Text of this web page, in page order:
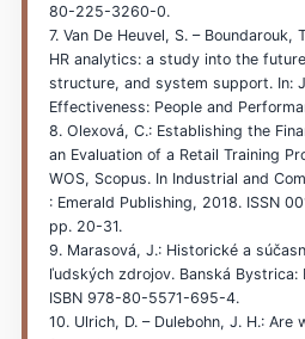
80-225-3260-0.
7. Van De Heuvel, S. –
HR analytics: a study into the
structure, and system support. In:
Effectiveness: People and
8. Olexová, C.: Establishing the
an Evaluation of a Retail Training
WOS, Scopus. In Industrial and
: Emerald Publishing, 2018. ISSN
pp. 20-31.
9. Marasová, J.: Historické a
ľudských zdrojov. Banská Bystrica:
ISBN 978-80-5571-695-4.
10. Ulrich, D. – Dulebohn, J. H.: Are